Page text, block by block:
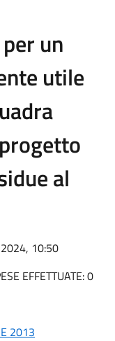
un
utile
al
10:50
EFFETTUATE: 0
2013